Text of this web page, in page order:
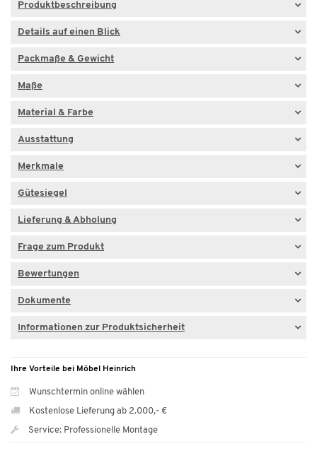
Produktbeschreibung
Details auf einen Blick
Packmaße & Gewicht
Maße
Material & Farbe
Ausstattung
Merkmale
Gütesiegel
Lieferung & Abholung
Frage zum Produkt
Bewertungen
Dokumente
Informationen zur Produktsicherheit
Ihre Vorteile bei Möbel Heinrich
Wunschtermin online wählen
Kostenlose Lieferung ab 2.000,- €
Service: Professionelle Montage